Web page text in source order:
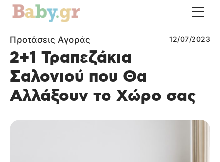
Προτάσεις Αγοράς 12/07/2023
2+1 Τραπεζάκια
Σαλονιού που Θα
Αλλάξουν το Χώρο σας